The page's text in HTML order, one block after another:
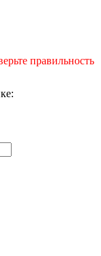
правильность